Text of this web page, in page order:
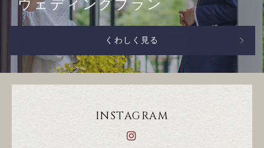
ウェディングプラン
くわしく見る
INSTAGRAM